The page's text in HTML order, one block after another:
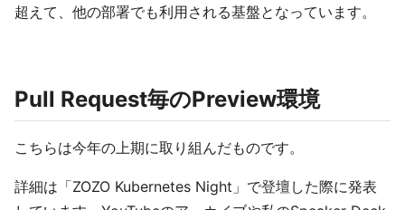
超えて、他の部署でも利用される基盤となっています。
Pull Request毎のPreview環境
こちらは今年の上期に取り組んだものです。
詳細は「ZOZO Kubernetes Night」で登壇した際に発表